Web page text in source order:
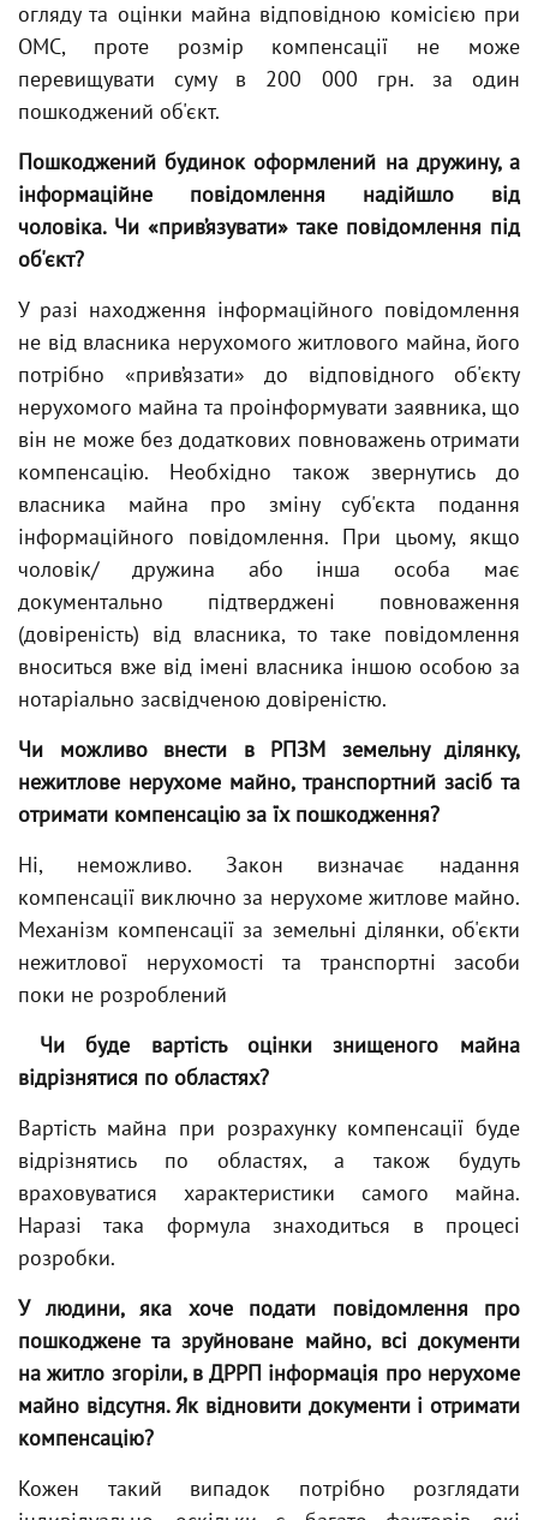
огляду та оцінки майна відповідною комісією при
ОМС, проте розмір компенсації не може
перевищувати суму в 200 000 грн. за один
пошкоджений об'єкт.
Пошкоджений будинок оформлений на дружину, а
інформаційне повідомлення надійшло від
чоловіка. Чи «прив’язувати» таке повідомлення під
об'єкт?
У разі находження інформаційного повідомлення
не від власника нерухомого житлового майна, його
потрібно «прив’язати» до відповідного об'єкту
нерухомого майна та проінформувати заявника, що
він не може без додаткових повноважень отримати
компенсацію. Необхідно також звернутись до
власника майна про зміну суб'єкта подання
інформаційного повідомлення. При цьому, якщо
чоловік/ дружина або інша особа має
документально підтверджені повноваження
(довіреність) від власника, то таке повідомлення
вноситься вже від імені власника іншою особою за
нотаріально засвідченою довіреністю.
Чи можливо внести в РПЗМ земельну ділянку,
нежитлове нерухоме майно, транспортний засіб та
отримати компенсацію за їх пошкодження?
Ні, неможливо. Закон визначає надання
компенсації виключно за нерухоме житлове майно.
Механізм компенсації за земельні ділянки, об'єкти
нежитлової нерухомості та транспортні засоби
поки не розроблений
Чи буде вартість оцінки знищеного майна
відрізнятися по областях?
Вартість майна при розрахунку компенсації буде
відрізнятись по областях, а також будуть
враховуватися характеристики самого майна.
Наразі така формула знаходиться в процесі
розробки.
У людини, яка хоче подати повідомлення про
пошкоджене та зруйноване майно, всі документи
на житло згоріли, в ДРРП інформація про нерухоме
майно відсутня. Як відновити документи і отримати
компенсацію?
Кожен такий випадок потрібно розглядати